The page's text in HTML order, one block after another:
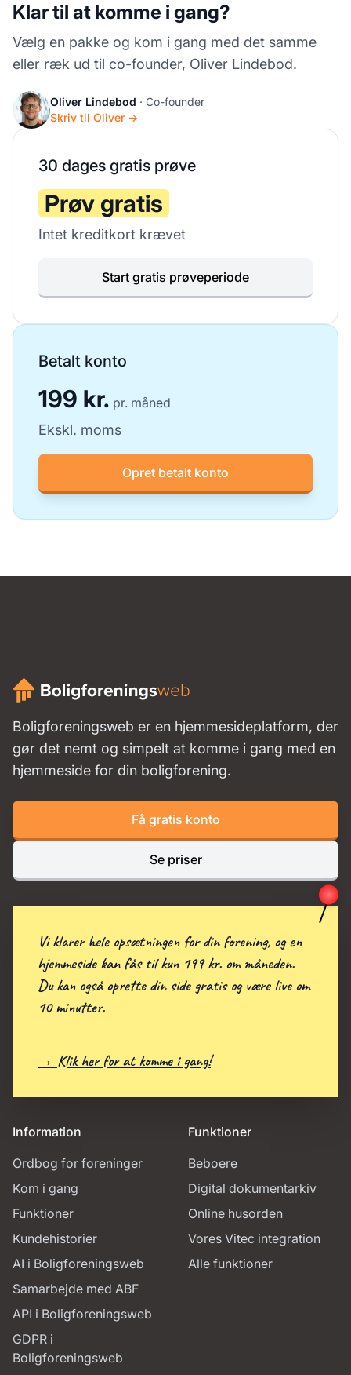
Klar til at komme i gang?
Vælg en pakke og kom i gang med det samme
eller ræk ud til co-founder, Oliver Lindebod.
Oliver Lindebod · Co-founder
Skriv til Oliver →
30 dages gratis prøve
Prøv gratis
Intet kreditkort krævet
Start gratis prøveperiode
Betalt konto
199 kr. pr. måned
Ekskl. moms
Opret betalt konto
Boligforeningsweb er en hjemmesideplatform, der
gør det nemt og simpelt at komme i gang med en
hjemmeside for din boligforening.
Få gratis konto
Se priser
Information
Ordbog for foreninger
Kom i gang
Funktioner
Kundehistorier
AI i Boligforeningsweb
Samarbejde med ABF
API i Boligforeningsweb
GDPR i
Boligforeningsweb
Funktioner
Beboere
Digital dokumentarkiv
Online husorden
Vores Vitec integration
Alle funktioner
Vi klarer hele opsætningen for din forening, og en
hjemmeside kan fås til kun 199 kr. om måneden.
Du kan også oprette din side gratis og være live om
10 minutter.
→ Klik her for at komme i gang!